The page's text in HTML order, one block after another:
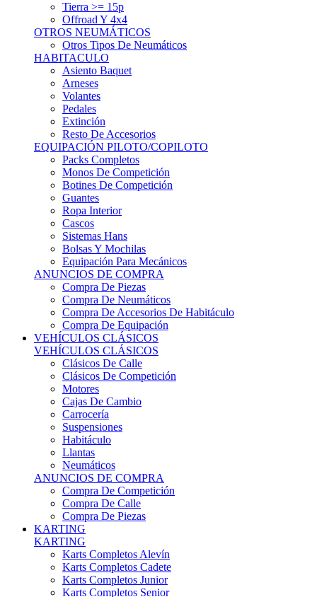
Tierra >= 15p
Offroad Y 4x4
OTROS NEUMÁTICOS
Otros Tipos De Neumáticos
HABITACULO
Asiento Baquet
Arneses
Volantes
Pedales
Extinción
Resto De Accesorios
EQUIPACIÓN PILOTO/COPILOTO
Packs Completos
Monos De Competición
Botines De Competición
Guantes
Ropa Interior
Cascos
Sistemas Hans
Bolsas Y Mochilas
Equipación Para Mecánicos
ANUNCIOS DE COMPRA
Compra De Piezas
Compra De Neumáticos
Compra De Accesorios De Habitáculo
Compra De Equipación
VEHÍCULOS CLÁSICOS
VEHÍCULOS CLÁSICOS
Clásicos De Calle
Clásicos De Competición
Motores
Cajas De Cambio
Carrocería
Suspensiones
Habitáculo
Llantas
Neumáticos
ANUNCIOS DE COMPRA
Compra De Competición
Compra De Calle
Compra De Piezas
KARTING
KARTING
Karts Completos Alevín
Karts Completos Cadete
Karts Completos Junior
Karts Completos Senior